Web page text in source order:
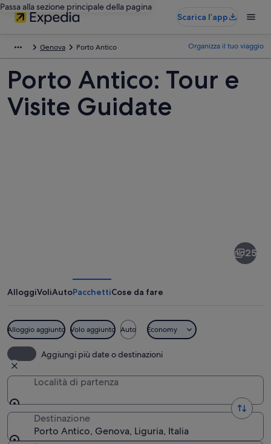
Passa alla sezione principale della pagina
Scarica l’app
Genova Porto Antico Organizza il tuo viaggio
Porto Antico: Tour e
Visite Guidate
25
AlloggiVoliAutoPacchettiCose da fare
Alloggio aggiunto Volo aggiunto Auto Economy
Aggiungi più date o destinazioni
Località di partenza
Destinazione
Porto Antico, Genova, Liguria, Italia